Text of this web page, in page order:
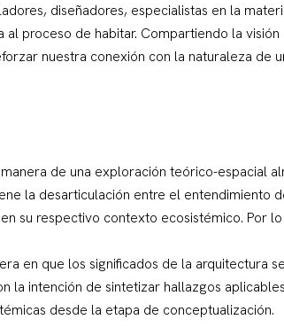
diseñadores, especialistas en la
al proceso de habitar. Compartiendo la
nuestra conexión con la naturaleza de
de una exploración teórico-espacial
la desarticulación entre el entendimiento
su respectivo contexto ecosistémico. Por
en que los significados de la arquitectura
la intención de sintetizar hallazgos
desde la etapa de conceptualización.